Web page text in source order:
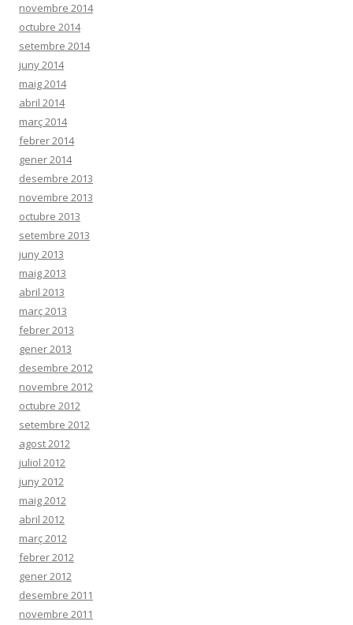
novembre 2014
octubre 2014
setembre 2014
juny 2014
maig 2014
abril 2014
març 2014
febrer 2014
gener 2014
desembre 2013
novembre 2013
octubre 2013
setembre 2013
juny 2013
maig 2013
abril 2013
març 2013
febrer 2013
gener 2013
desembre 2012
novembre 2012
octubre 2012
setembre 2012
agost 2012
juliol 2012
juny 2012
maig 2012
abril 2012
març 2012
febrer 2012
gener 2012
desembre 2011
novembre 2011